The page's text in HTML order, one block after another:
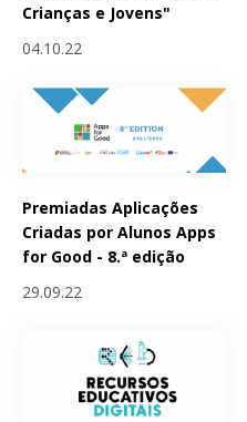
Crianças e Jovens"
04.10.22
Premiadas Aplicações
Criadas por Alunos Apps
for Good - 8.ª edição
29.09.22